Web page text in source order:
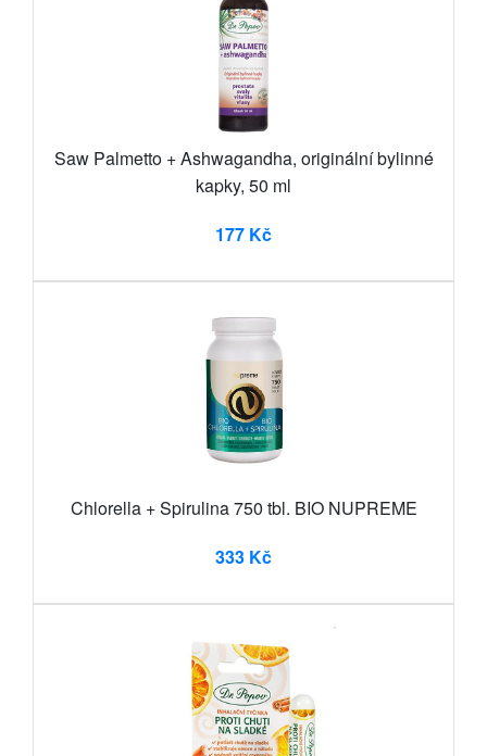
Saw Palmetto + Ashwagandha, originální bylinné
kapky, 50 ml
177 Kč
Chlorella + Spirulina 750 tbl. BIO NUPREME
333 Kč